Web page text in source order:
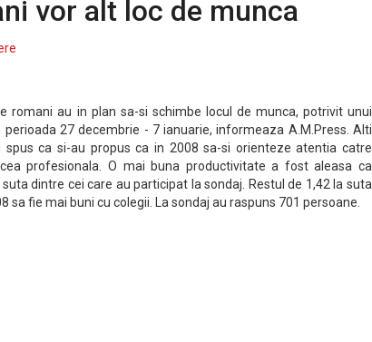
vor alt loc de munca
romani au in plan sa-si schimbe locul de munca, potrivit unui
27 decembrie - 7 ianuarie, informeaza A.M.Press. Alti
ca si-au propus ca in 2008 sa-si orienteze atentia catre
profesionala. O mai buna productivitate a fost aleasa ca
dintre cei care au participat la sondaj. Restul de 1,42 la suta
sa fie mai buni cu colegii. La sondaj au raspuns 701 persoane.